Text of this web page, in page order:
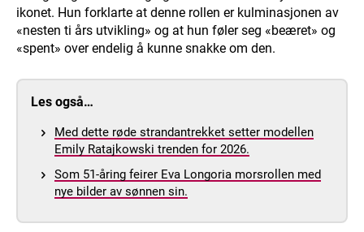
ikonet. Hun forklarte at denne rollen er kulminasjonen av
«nesten ti års utvikling» og at hun føler seg «beæret» og
«spent» over endelig å kunne snakke om den.
Les også…
Med dette røde strandantrekket setter modellen
Emily Ratajkowski trenden for 2026.
Som 51-åring feirer Eva Longoria morsrollen med
nye bilder av sønnen sin.